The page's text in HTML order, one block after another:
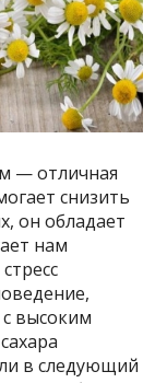
— отличная
снизить
он обладает
нам
высоким
в следующий